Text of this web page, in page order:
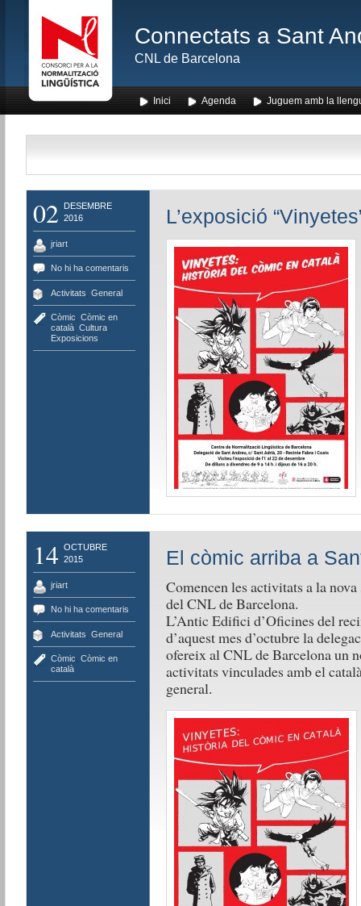
Connectats a Sant
CNL de Barcelona
Inici Agenda Juguem amb la
02
DESEMBRE
2016
jriart
No hi ha comentaris
Activitats General
Còmic Còmic en
català, Cultura,
Exposicions
L’exposició
14 OCTUBRE
2015
jriart
No hi ha comentaris
Activitats General
Còmic Còmic en
català
El còmic arriba a
Comencen les activitats a la
del CNL de Barcelona.
L’Antic Edifici d’Oficines del
d’aquest mes d’octubre la
ofereix al CNL de Barcelona un
activitats vinculades amb el
general.